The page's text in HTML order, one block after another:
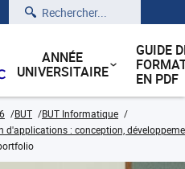
Rechercher
ANNÉE
UNIVERSITAIRE
GUIDE
EN PDF
BUT
BUT Informatique
d'applications : conception,